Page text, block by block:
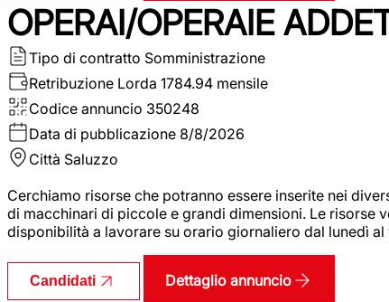
OPERAI/OPERAIE
Tipo di contratto Somministrazione
Retribuzione Lorda 1784.94 mensile
Codice annuncio 350248
Data di pubblicazione 8/8/2026
Città Saluzzo
Cerchiamo risorse che potranno essere inserite nei
di macchinari di piccole e grandi dimensioni. Le risorse
disponibilità a lavorare su orario giornaliero dal lunedì
Candidati Dettaglio annuncio